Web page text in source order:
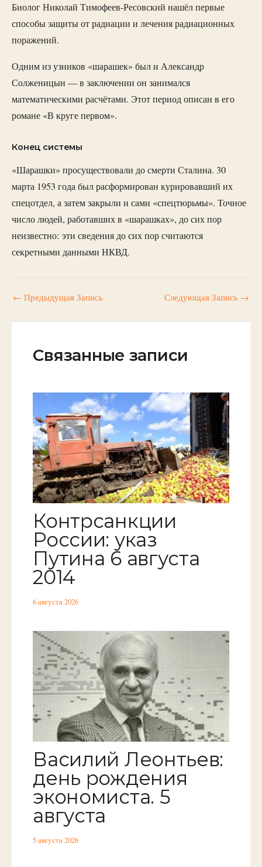
Биолог Николай Тимофеев-Ресовский нашёл первые
способы защиты от радиации и лечения радиационных
поражений.
Одним из узников «шарашек» был и Александр
Солженицын — в заключении он занимался
математическими расчётами. Этот период описан в его
романе «В круге первом».
Конец системы
«Шарашки» просуществовали до смерти Сталина. 30
марта 1953 года был расформирован курировавший их
спецотдел, а затем закрыли и сами «спецтюрьмы». Точное
число людей, работавших в «шарашках», до сих пор
неизвестно: эти сведения до сих пор считаются
секретными данными НКВД.
← Предыдущая Запись Следующая Запись →
Связанные записи
Контрсанкции
России: указ
Путина 6 августа
2014
6 августа 2026
Василий Леонтьев:
день рождения
экономиста. 5
августа
5 августа 2026